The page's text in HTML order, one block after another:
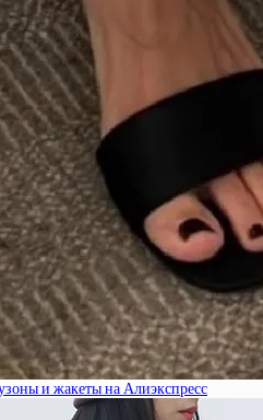
и жакеты на Алиэкспресс